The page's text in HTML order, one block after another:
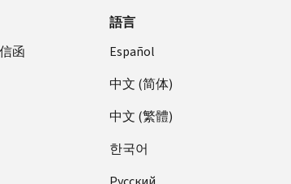
函
語言
Español
中文 (简体)
中文 (繁體)
한국어